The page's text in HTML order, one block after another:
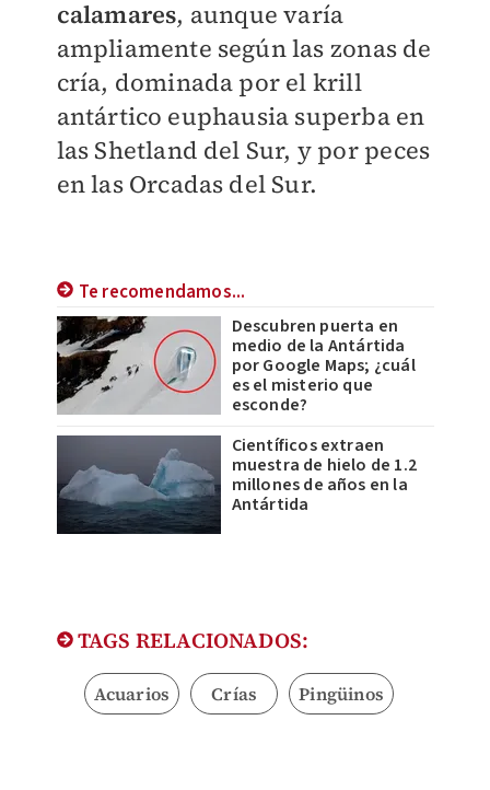
calamares, aunque varía
ampliamente según las zonas de
cría, dominada por el krill
antártico euphausia superba en
las Shetland del Sur, y por peces
en las Orcadas del Sur.
Te recomendamos...
Descubren puerta en
medio de la Antártida
por Google Maps; ¿cuál
es el misterio que
esconde?
Científicos extraen
muestra de hielo de 1.2
millones de años en la
Antártida
TAGS RELACIONADOS:
Acuarios Crías Pingüinos